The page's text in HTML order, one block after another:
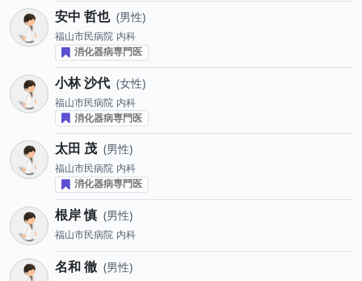
安中 哲也 男性
福山市民病院 内科
消化器病専門医
小林 沙代 女性
福山市民病院 内科
消化器病専門医
太田 茂 男性
福山市民病院 内科
消化器病専門医
根岸 慎 男性
福山市民病院 内科
名和 徹 男性